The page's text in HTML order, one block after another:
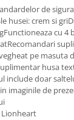
de
husei: crem si
cu 4
pe masuta
husa
include doar
imaginile de